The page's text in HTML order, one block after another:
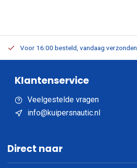
Voor 16:00 besteld, vandaag verzonden
Klantenservice
Veelgestelde vragen
info@kuipersnautic.nl
Direct naar